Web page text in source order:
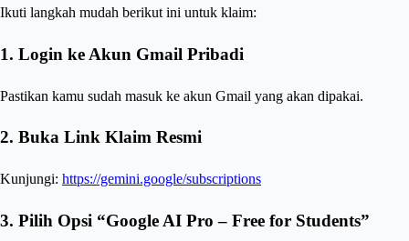
Ikuti langkah mudah berikut ini untuk klaim:
1. Login ke Akun Gmail Pribadi
Pastikan kamu sudah masuk ke akun Gmail yang akan dipakai.
2. Buka Link Klaim Resmi
Kunjungi: https://gemini.google/subscriptions
3. Pilih Opsi “Google AI Pro – Free for Students”